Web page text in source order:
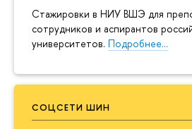
Cтажировки в НИУ ВШЭ для
сотрудников и аспирантов
университетов. Подробнее…
СОЦСЕТИ ШИН